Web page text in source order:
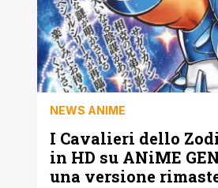
NEWS ANIME
I Cavalieri dello
in HD su ANiME
una versione